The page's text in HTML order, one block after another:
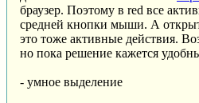
браузер. Поэтому в red все
средней кнопки мыши. А
это тоже активные действия.
но пока решение кажется
- умное выделение